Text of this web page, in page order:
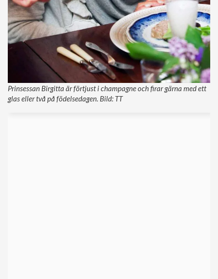
Prinsessan Birgitta är förtjust i champagne och firar gärna med ett
glas eller två på födelsedagen. Bild: TT